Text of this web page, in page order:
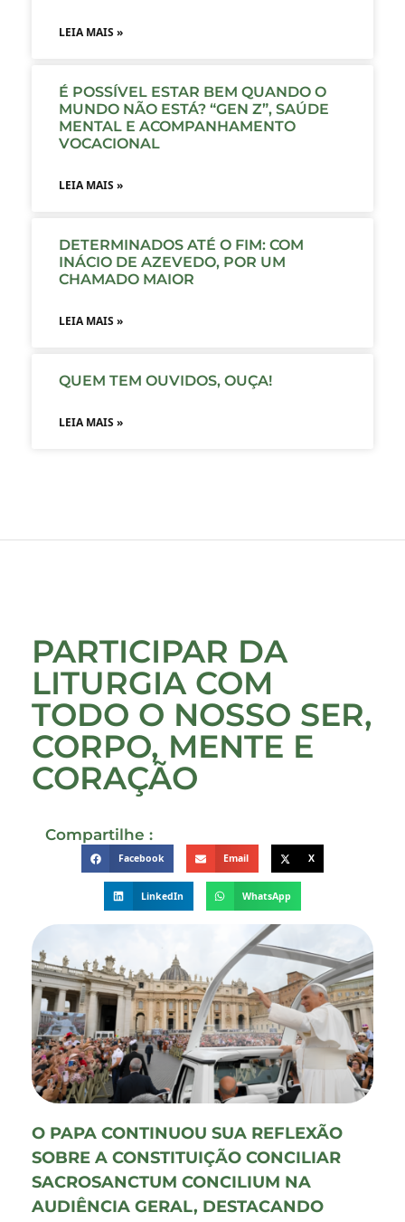
LEIA MAIS »
É POSSÍVEL ESTAR BEM QUANDO O
MUNDO NÃO ESTÁ? “GEN Z”, SAÚDE
MENTAL E ACOMPANHAMENTO
VOCACIONAL
LEIA MAIS »
DETERMINADOS ATÉ O FIM: COM
INÁCIO DE AZEVEDO, POR UM
CHAMADO MAIOR
LEIA MAIS »
QUEM TEM OUVIDOS, OUÇA!
LEIA MAIS »
PARTICIPAR DA
LITURGIA COM
TODO O NOSSO SER,
CORPO, MENTE E
CORAÇÃO
Compartilhe :
Facebook Email X
LinkedIn WhatsApp
O PAPA CONTINUOU SUA REFLEXÃO
SOBRE A CONSTITUIÇÃO CONCILIAR
SACROSANCTUM CONCILIUM NA
AUDIÊNCIA GERAL, DESTACANDO